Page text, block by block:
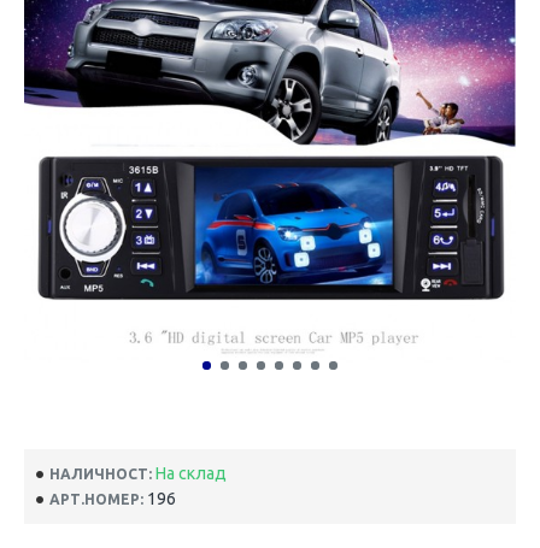
НАЛИЧНОСТ: На склад
АРТ.НОМЕР: 196